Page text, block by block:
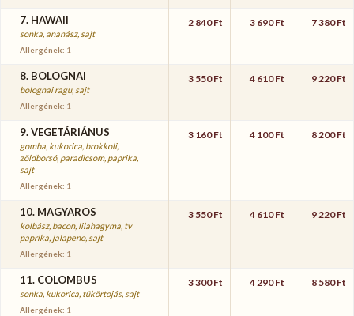
7. HAWAII
sonka, ananász, sajt
Allergének: 1
2 840 Ft 3 690 Ft 7 380 Ft
8. BOLOGNAI
bolognai ragu, sajt
Allergének: 1
3 550 Ft 4 610 Ft 9 220 Ft
9. VEGETÁRIÁNUS
gomba, kukorica, brokkoli,
zöldborsó, paradicsom, paprika,
sajt
Allergének: 1
3 160 Ft 4 100 Ft 8 200 Ft
10. MAGYAROS
kolbász, bacon, lilahagyma, tv
paprika, jalapeno, sajt
Allergének: 1
3 550 Ft 4 610 Ft 9 220 Ft
11. COLOMBUS
sonka, kukorica, tükörtojás, sajt
Allergének: 1
3 300 Ft 4 290 Ft 8 580 Ft